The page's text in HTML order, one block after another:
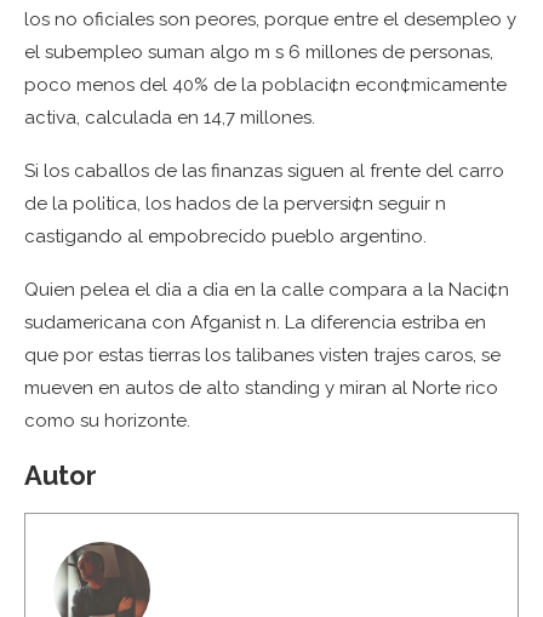
los no oficiales son peores, porque entre el desempleo y
el subempleo suman algo m s 6 millones de personas,
poco menos del 40% de la poblaci¢n econ¢micamente
activa, calculada en 14,7 millones.
Si los caballos de las finanzas siguen al frente del carro
de la pol¡tica, los hados de la perversi¢n seguir n
castigando al empobrecido pueblo argentino.
Quien pelea el d¡a a d¡a en la calle compara a la Naci¢n
sudamericana con Afganist n. La diferencia estriba en
que por estas tierras los talibanes visten trajes caros, se
mueven en autos de alto standing y miran al Norte rico
como su horizonte.
Autor